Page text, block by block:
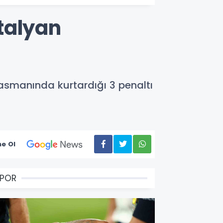
kurtardığı 3 penaltı
Ol